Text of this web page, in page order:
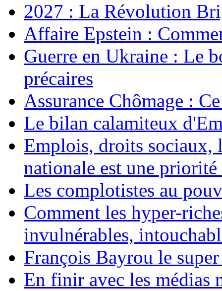
2027 : La Révolution
Affaire Epstein :
Guerre en Ukraine : Le
précaires
Assurance Chômage :
Le bilan calamiteux
Emplois, droits sociaux,
nationale est une
Les complotistes au
Comment les hyper-
invulnérables,
François Bayrou le
En finir avec les médias